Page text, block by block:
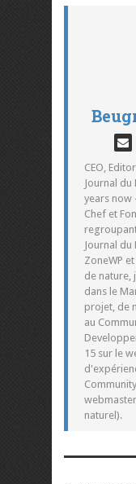
CEO,
Journal
years now
Chef et
Journal
ZoneWP
de nature,
dans le
projet, de
au
15 sur le
naturel).